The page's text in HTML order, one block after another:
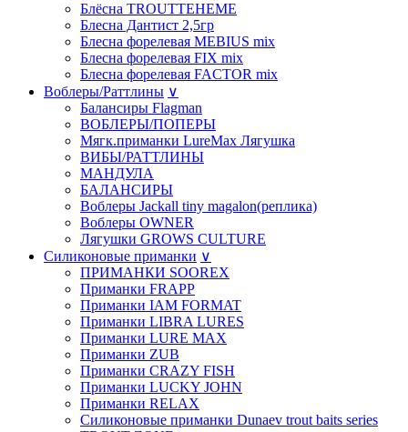
Блёсна TROUTTEHEME
Блесна Дантист 2,5гр
Блесна форелевая MEBIUS mix
Блесна форелевая FIX mix
Блесна форелевая FACTOR mix
Воблеры/Раттлины ∨
Балансиры Flagman
ВОБЛЕРЫ/ПОПЕРЫ
Мягк.приманки LureMax Лягушка
ВИБЫ/РАТТЛИНЫ
МАНДУЛА
БАЛАНСИРЫ
Воблеры Jackall tiny magalon(реплика)
Воблеры OWNER
Лягушки GROWS CULTURE
Силиконовые приманки ∨
ПРИМАНКИ SOOREX
Приманки FRAPP
Приманки IAM FORMAT
Приманки LIBRA LURES
Приманки LURE MAX
Приманки ZUB
Приманки CRAZY FISH
Приманки LUCKY JOHN
Приманки RELAX
Силиконовые приманки Dunaev trout baits series